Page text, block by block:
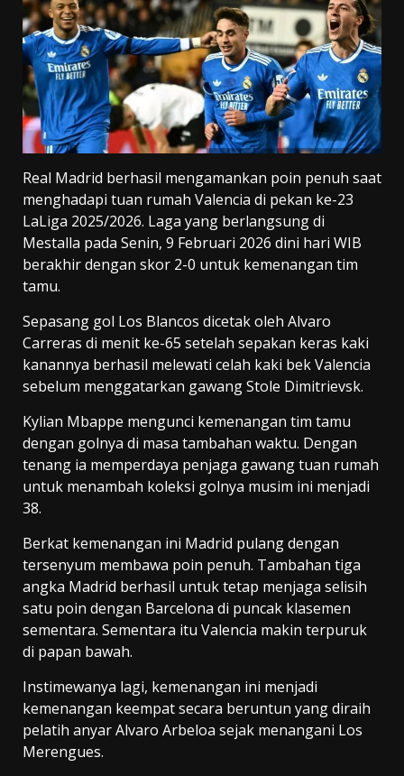
Real Madrid berhasil mengamankan poin penuh saat
menghadapi tuan rumah Valencia di pekan ke-23
LaLiga 2025/2026. Laga yang berlangsung di
Mestalla pada Senin, 9 Februari 2026 dini hari WIB
berakhir dengan skor 2-0 untuk kemenangan tim
tamu.
Sepasang gol Los Blancos dicetak oleh Alvaro
Carreras di menit ke-65 setelah sepakan keras kaki
kanannya berhasil melewati celah kaki bek Valencia
sebelum menggatarkan gawang Stole Dimitrievsk.
Kylian Mbappe mengunci kemenangan tim tamu
dengan golnya di masa tambahan waktu. Dengan
tenang ia memperdaya penjaga gawang tuan rumah
untuk menambah koleksi golnya musim ini menjadi
38.
Berkat kemenangan ini Madrid pulang dengan
tersenyum membawa poin penuh. Tambahan tiga
angka Madrid berhasil untuk tetap menjaga selisih
satu poin dengan Barcelona di puncak klasemen
sementara. Sementara itu Valencia makin terpuruk
di papan bawah.
Instimewanya lagi, kemenangan ini menjadi
kemenangan keempat secara beruntun yang diraih
pelatih anyar Alvaro Arbeloa sejak menangani Los
Merengues.